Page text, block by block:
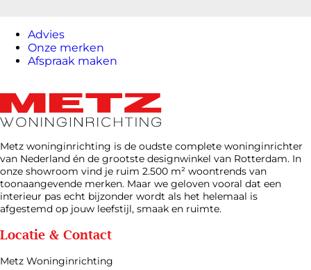
Advies
Onze merken
Afspraak maken
Metz woninginrichting is de oudste complete woninginrichter
van Nederland én de grootste designwinkel van Rotterdam. In
onze showroom vind je ruim 2.500 m² woontrends van
toonaangevende merken. Maar we geloven vooral dat een
interieur pas echt bijzonder wordt als het helemaal is
afgestemd op jouw leefstijl, smaak en ruimte.
Locatie & Contact
Metz Woninginrichting